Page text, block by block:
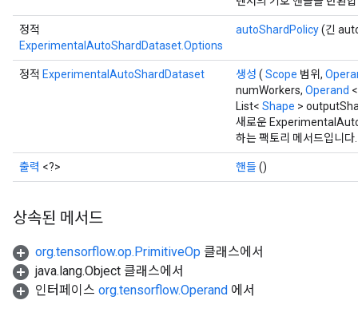
정적
ExperimentalAutoShardDataset.Options
autoShardPolicy(긴
정적 ExperimentalAutoShardDataset 생성 ( Scope 범위,
numWorkers, Operand
List< Shape >
새로운
하는 팩토리 메서드입니다.
출력 <?> 핸들()
상속된 메서드
org.tensorflow.op.PrimitiveOp 클래스에서
java.lang.Object 클래스에서
인터페이스 org.tensorflow.Operand 에서